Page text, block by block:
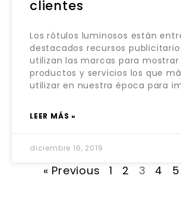
clientes
Los rótulos luminosos están
destacados recursos
utilizan las marcas para mostrar
productos y servicios los que
utilizar en nuestra época para
LEER MÁS »
diciembre 16, 2019
« Previous 1 2 3 4 5